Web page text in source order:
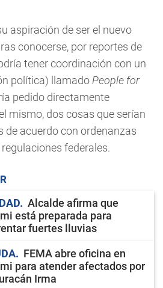
aspiración de ser el nuevo
conocerse, por reportes de
tener coordinación con un
política) llamado People for
pedido directamente
mismo, dos cosas que serían
de acuerdo con ordenanzas
federales.
Alcalde afirma que
está preparada para
fuertes lluvias
FEMA abre oficina en
para atender afectados por
Irma